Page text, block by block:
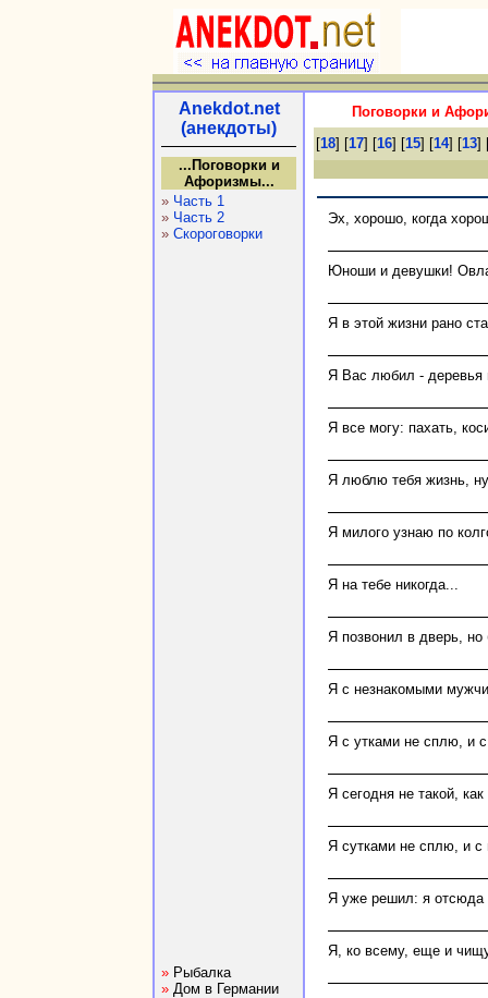
Anekdot.net
(анекдоты)
...Поговорки и
Афоризмы...
» Часть 1
» Часть 2
» Скороговорки
» Рыбалка
» Дом в Германии
Поговорки и
[18] [17] [16] [15] [14] [13]
Эх, хорошо, когда
Юноши и девушки!
Я в этой жизни рано
Я Вас любил - деревья
Я все могу: пахать,
Я люблю тебя жизнь,
Я милого узнаю по
Я на тебе никогда...
Я позвонил в дверь, но
Я с незнакомыми
Я с утками не сплю, и
Я сегодня не такой,
Я сутками не сплю, и с
Я уже pешил: я отсюда
Я, ко всему, еще и